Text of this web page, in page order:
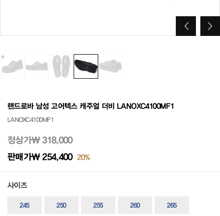
랜드로바 남성 고어텍스 캐주얼 더비 LANOXC4100MF1
LANOXC4100MF1
정상가₩ 318,000
판매가₩ 254,400 20%
사이즈
245 250 255 260 265